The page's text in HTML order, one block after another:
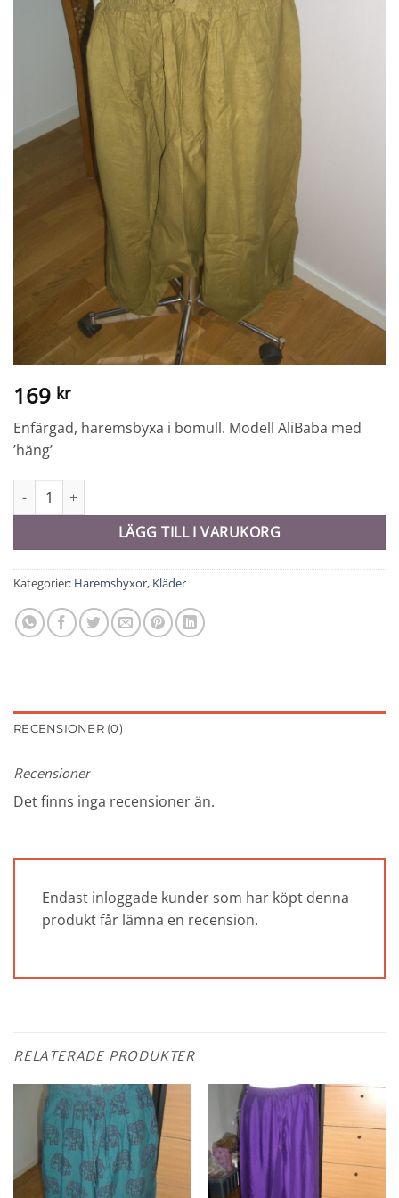
169 kr
Enfärgad, haremsbyxa i bomull. Modell AliBaba med
’häng’
Haremsbyxa - 8552 mängd
LÄGG TILL I VARUKORG
Kategorier: Haremsbyxor, Kläder
RECENSIONER (0)
Recensioner
Det finns inga recensioner än.
Endast inloggade kunder som har köpt denna
produkt får lämna en recension.
RELATERADE PRODUKTER